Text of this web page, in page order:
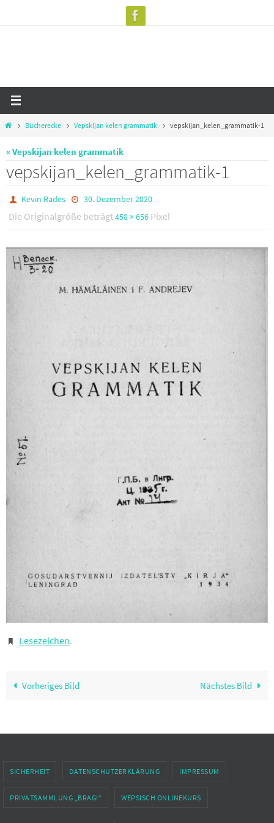
StartBücherecke Vepskijan kelen grammatik vepskijan_kelen_grammatik-1
« Vepskijan kelen grammatik
vepskijan_kelen_grammatik-1
Kevin Rades 30. Dezember 2020
Die Originalgröße beträgt458 × 656 Pixel
Lesezeichen.
Vorheriges Bild Nächstes Bild
SICHERHEIT DATENSCHUTZERKLÄRUNG IMPRESSUM
PRIVATSAMMLUNG „BRAGI“ WEPSISCH ONLINEKURS